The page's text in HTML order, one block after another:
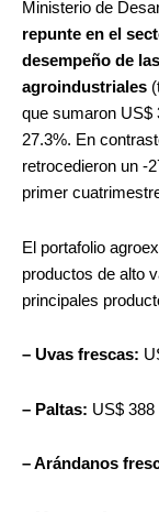
Ministerio de
repunte en el
desempeño de
agroindustriales
que sumaron US$
27.3%. En
retrocedieron un -
primer
El portafolio
productos de alto
principales
– Uvas frescas:
– Paltas: US$ 388
– Arándanos